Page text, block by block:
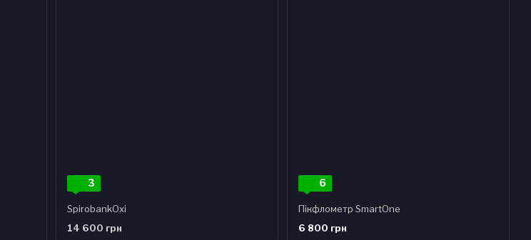
3
SpirobankOxi
14 600 грн
6
Пікфлометр SmartOne
6 800 грн